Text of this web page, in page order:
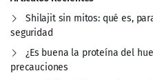
Shilajit sin mitos: qué es,
seguridad
¿Es buena la proteína del
precauciones